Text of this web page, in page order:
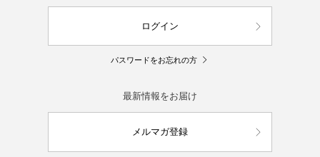
ログイン
パスワードをお忘れの方
最新情報をお届け
メルマガ登録